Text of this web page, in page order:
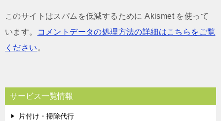
このサイトはスパムを低減するために Akismet を使って
います。
コメントデータの処理方法の詳細はこちらをご覧
ください 。
サービス一覧情報
片付け・掃除代行